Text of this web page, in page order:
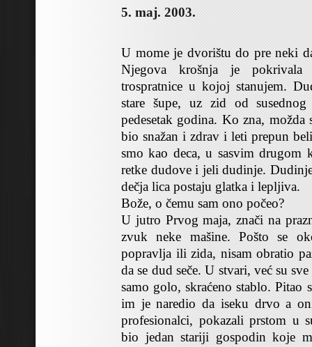
5. maj. 2003.
U mome je dvorištu do pre neki
Njegova krošnja je
trospratnice u kojoj stanujem.
stare šupe, uz zid od
pedesetak godina. Ko zna,
bio snažan i zdrav i leti prepun
smo kao deca, u sasvim drugom
retke dudove i jeli dudinje.
dečja lica postaju glatka i lepljiva.
Bože, o čemu sam ono počeo?
U jutro Prvog maja, znači na
zvuk neke mašine. Pošto se
popravlja ili zida, nisam obratio
da se dud seče. U stvari, već su
samo golo, skraćeno stablo. Pitao
im je naredio da iseku drvo a
profesionalci, pokazali prstom u
bio jedan stariji gospodin koje